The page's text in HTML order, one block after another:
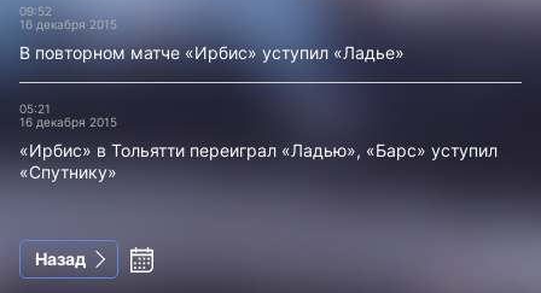
09:52
16 декабря 2015
В повторном матче «Ирбис» уступил «Ладье»
05:21
16 декабря 2015
«Ирбис» в Тольятти переиграл «Ладью», «Барс» уступил
«Спутнику»
Назад